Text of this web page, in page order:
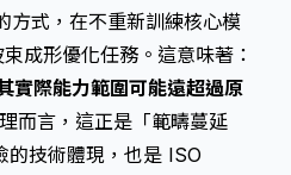
方式，在不重新訓練核心模
成形優化任務。這意味著：
實際能力範圍可能遠超過原
而言，這正是「範疇蔓延
的技術體現，也是 ISO